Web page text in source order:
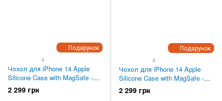
Подарунок
4
Чохол для iPhone 14 Apple
Silicone Case with MagSafe -
Succulent (MPT13)
2 299 грн
Подарунок
4
Чохол для iPhone 14 Apple
Silicone Case with MagSafe -
Sunglow (MPT23)
2 299 грн